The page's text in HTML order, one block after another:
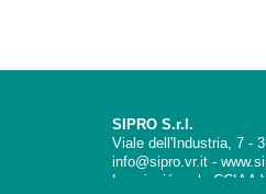
SIPRO S.r.l.
Viale dell'Industria, 7 -
info@sipro.vr.it -
Inscripción a la CCIAA